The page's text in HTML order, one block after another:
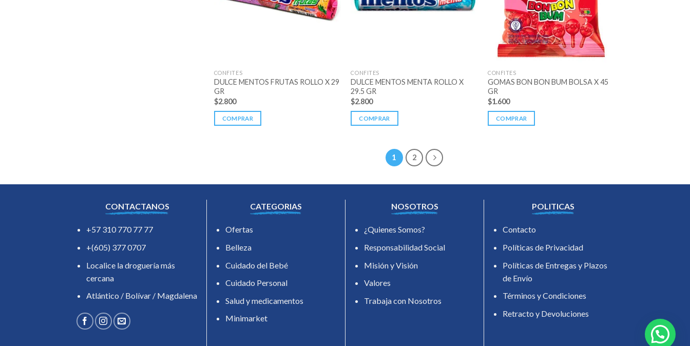
CONFITES
DULCE MENTOS FRUTAS ROLLO X 29
GR
$2.800
COMPRAR
CONFITES
DULCE MENTOS MENTA ROLLO X
29.5 GR
$2.800
COMPRAR
CONFITES
GOMAS BON BON BUM BOLSA X 45
GR
$1.600
COMPRAR
1 2
CONTACTANOS
+57 310 770 77 77
+(605) 377 0707
Localice la droguería más
cercana
Atlántico / Bolívar / Magdalena
CATEGORIAS
Ofertas
Belleza
Cuidado del Bebé
Cuidado Personal
Salud y medicamentos
Minimarket
NOSOTROS
¿Quienes Somos?
Responsabilidad Social
Misión y Visión
Valores
Trabaja con Nosotros
POLITICAS
Contacto
Políticas de Privacidad
Políticas de Entregas y Plazos
de Envío
Términos y Condiciones
Retracto y Devoluciones